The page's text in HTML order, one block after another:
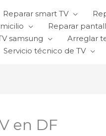
Reparar smart TV
Reparar
samsung Arreglar
Servicio técnico de TV
en DF